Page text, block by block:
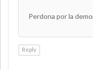
Perdona por la
Reply